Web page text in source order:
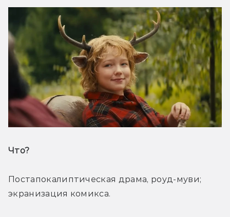
Что?
Постапокалиптическая драма, роуд-муви;
экранизация комикса.